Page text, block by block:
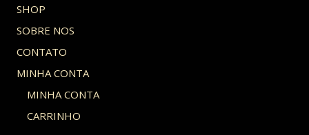
SHOP
SOBRE NOS
CONTATO
MINHA CONTA
MINHA CONTA
CARRINHO